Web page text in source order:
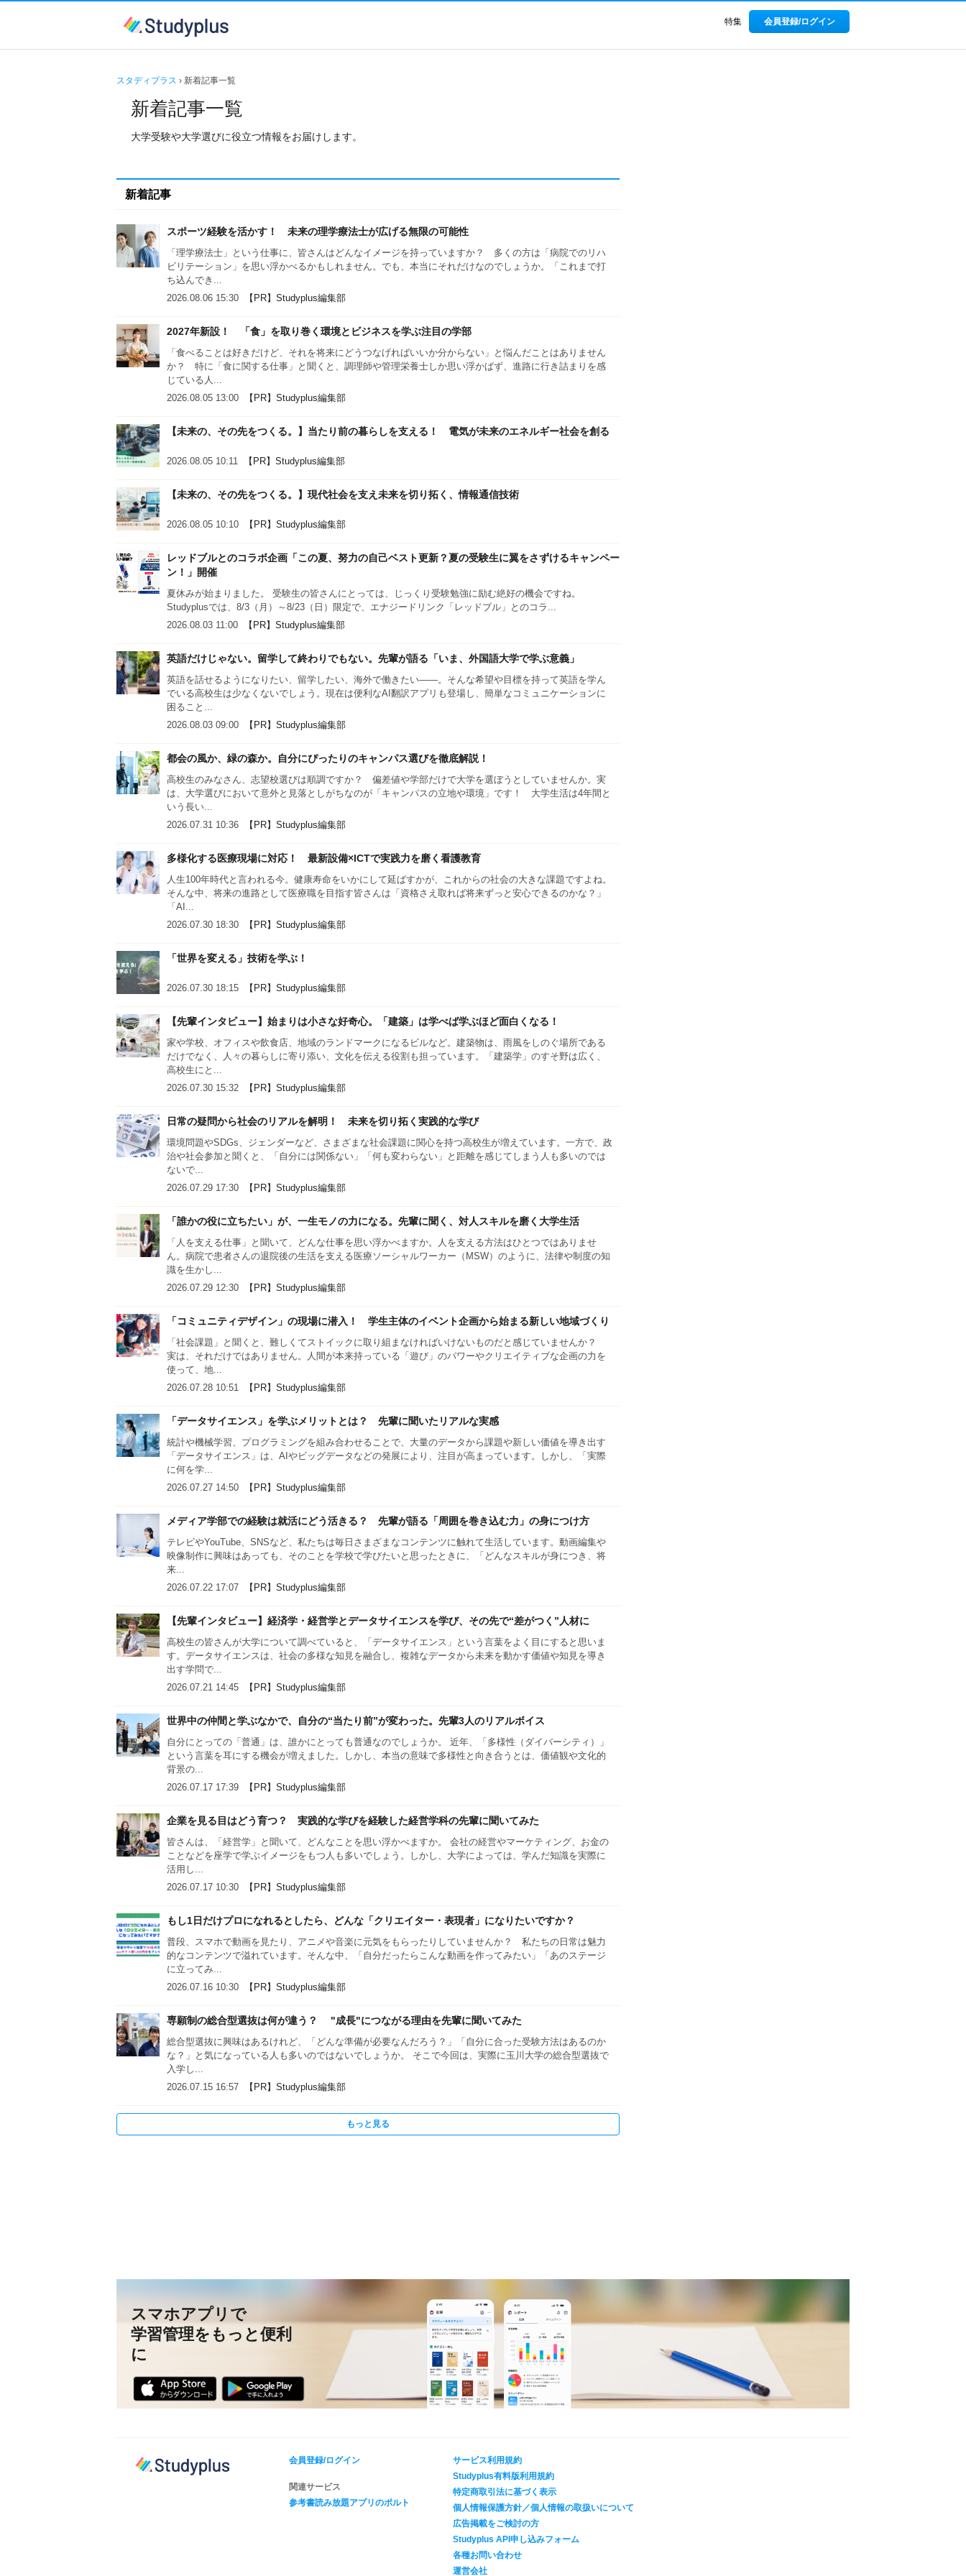
特集 会員登録/ログイン
スタディプラス › 新着記事一覧
新着記事一覧
大学受験や大学選びに役立つ情報をお届けします。
新着記事
スポーツ経験を活かす！ 未来の理学療法士が広げる無限の可能性
「理学療法士」という仕事に、皆さんはどんなイメージを持っていますか？ 多くの方は「病院でのリハ
ビリテーション」を思い浮かべるかもしれません。でも、本当にそれだけなのでしょうか。「これまで打
ち込んでき...
2026.08.06 15:30
【PR】Studyplus編集部
2027年新設！ 「食」を取り巻く環境とビジネスを学ぶ注目の学部
「食べることは好きだけど、それを将来にどうつなげればいいか分からない」と悩んだことはありません
か？ 特に「食に関する仕事」と聞くと、調理師や管理栄養士しか思い浮かばず、進路に行き詰まりを感
じている人...
2026.08.05 13:00
【PR】Studyplus編集部
【未来の、その先をつくる。】当たり前の暮らしを支える！ 電気が未来のエネルギー社会を創る
2026.08.05 10:11 【PR】Studyplus編集部
【未来の、その先をつくる。】現代社会を支え未来を切り拓く、情報通信技術
2026.08.05 10:10 【PR】Studyplus編集部
レッドブルとのコラボ企画「この夏、努力の自己ベスト更新？夏の受験生に翼をさずけるキャンペー
ン！」開催
夏休みが始まりました。 受験生の皆さんにとっては、じっくり受験勉強に励む絶好の機会ですね。
Studyplusでは、8/3（月）～8/23（日）限定で、エナジードリンク「レッドブル」とのコラ...
2026.08.03 11:00
【PR】Studyplus編集部
英語だけじゃない。留学して終わりでもない。先輩が語る「いま、外国語大学で学ぶ意義」
英語を話せるようになりたい、留学したい、海外で働きたい――。そんな希望や目標を持って英語を学ん
でいる高校生は少なくないでしょう。現在は便利なAI翻訳アプリも登場し、簡単なコミュニケーションに
困ること...
2026.08.03 09:00
【PR】Studyplus編集部
都会の風か、緑の森か。自分にぴったりのキャンパス選びを徹底解説！
高校生のみなさん、志望校選びは順調ですか？ 偏差値や学部だけで大学を選ぼうとしていませんか。実
は、大学選びにおいて意外と見落としがちなのが「キャンパスの立地や環境」です！ 大学生活は4年間と
いう長い...
2026.07.31 10:36
【PR】Studyplus編集部
多様化する医療現場に対応！ 最新設備×ICTで実践力を磨く看護教育
人生100年時代と言われる今。健康寿命をいかにして延ばすかが、これからの社会の大きな課題ですよね。
そんな中、将来の進路として医療職を目指す皆さんは「資格さえ取れば将来ずっと安心できるのかな？」
「AI...
2026.07.30 18:30
【PR】Studyplus編集部
「世界を変える」技術を学ぶ！
2026.07.30 18:15 【PR】Studyplus編集部
【先輩インタビュー】始まりは小さな好奇心。「建築」は学べば学ぶほど面白くなる！
家や学校、オフィスや飲食店、地域のランドマークになるビルなど。建築物は、雨風をしのぐ場所である
だけでなく、人々の暮らしに寄り添い、文化を伝える役割も担っています。「建築学」のすそ野は広く、
高校生にと...
2026.07.30 15:32
【PR】Studyplus編集部
日常の疑問から社会のリアルを解明！ 未来を切り拓く実践的な学び
環境問題やSDGs、ジェンダーなど、さまざまな社会課題に関心を持つ高校生が増えています。一方で、政
治や社会参加と聞くと、「自分には関係ない」「何も変わらない」と距離を感じてしまう人も多いのでは
ないで...
2026.07.29 17:30
【PR】Studyplus編集部
「誰かの役に立ちたい」が、一生モノの力になる。先輩に聞く、対人スキルを磨く大学生活
「人を支える仕事」と聞いて、どんな仕事を思い浮かべますか。人を支える方法はひとつではありませ
ん。病院で患者さんの退院後の生活を支える医療ソーシャルワーカー（MSW）のように、法律や制度の知
識を生かし...
2026.07.29 12:30
【PR】Studyplus編集部
「コミュニティデザイン」の現場に潜入！ 学生主体のイベント企画から始まる新しい地域づくり
「社会課題」と聞くと、難しくてストイックに取り組まなければいけないものだと感じていませんか？
実は、それだけではありません。人間が本来持っている「遊び」のパワーやクリエイティブな企画の力を
使って、地...
2026.07.28 10:51
【PR】Studyplus編集部
「データサイエンス」を学ぶメリットとは？ 先輩に聞いたリアルな実感
統計や機械学習、プログラミングを組み合わせることで、大量のデータから課題や新しい価値を導き出す
「データサイエンス」は、AIやビッグデータなどの発展により、注目が高まっています。しかし、「実際
に何を学...
2026.07.27 14:50
【PR】Studyplus編集部
メディア学部での経験は就活にどう活きる？ 先輩が語る「周囲を巻き込む力」の身につけ方
テレビやYouTube、SNSなど、私たちは毎日さまざまなコンテンツに触れて生活しています。動画編集や
映像制作に興味はあっても、そのことを学校で学びたいと思ったときに、「どんなスキルが身につき、将
来...
2026.07.22 17:07
【PR】Studyplus編集部
【先輩インタビュー】経済学・経営学とデータサイエンスを学び、その先で“差がつく”人材に
高校生の皆さんが大学について調べていると、「データサイエンス」という言葉をよく目にすると思いま
す。データサイエンスは、社会の多様な知見を融合し、複雑なデータから未来を動かす価値や知見を導き
出す学問で...
2026.07.21 14:45
【PR】Studyplus編集部
世界中の仲間と学ぶなかで、自分の“当たり前”が変わった。先輩3人のリアルボイス
自分にとっての「普通」は、誰かにとっても普通なのでしょうか。 近年、「多様性（ダイバーシティ）」
という言葉を耳にする機会が増えました。しかし、本当の意味で多様性と向き合うとは、価値観や文化的
背景の...
2026.07.17 17:39
【PR】Studyplus編集部
企業を見る目はどう育つ？ 実践的な学びを経験した経営学科の先輩に聞いてみた
皆さんは、「経営学」と聞いて、どんなことを思い浮かべますか。 会社の経営やマーケティング、お金の
ことなどを座学で学ぶイメージをもつ人も多いでしょう。しかし、大学によっては、学んだ知識を実際に
活用し...
2026.07.17 10:30
【PR】Studyplus編集部
もし1日だけプロになれるとしたら、どんな「クリエイター・表現者」になりたいですか？
普段、スマホで動画を見たり、アニメや音楽に元気をもらったりしていませんか？ 私たちの日常は魅力
的なコンテンツで溢れています。そんな中、「自分だったらこんな動画を作ってみたい」「あのステージ
に立ってみ...
2026.07.16 10:30
【PR】Studyplus編集部
専願制の総合型選抜は何が違う？ "成長"につながる理由を先輩に聞いてみた
総合型選抜に興味はあるけれど、「どんな準備が必要なんだろう？」「自分に合った受験方法はあるのか
な？」と気になっている人も多いのではないでしょうか。 そこで今回は、実際に玉川大学の総合型選抜で
入学し...
2026.07.15 16:57
【PR】Studyplus編集部
もっと見る
スマホアプリで
学習管理をもっと便利
に
会員登録/ログイン
関連サービス
参考書読み放題アプリのポルト
サービス利用規約
Studyplus有料版利用規約
特定商取引法に基づく表示
個人情報保護方針／個人情報の取扱いについて
広告掲載をご検討の方
Studyplus API申し込みフォーム
各種お問い合わせ
運営会社